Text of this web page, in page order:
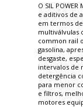
O SIL
e aditivos de
em termos
multiválvulas
common rail
gasolina,
desgaste,
intervalos de
detergência
para menor
e filtros,
motores